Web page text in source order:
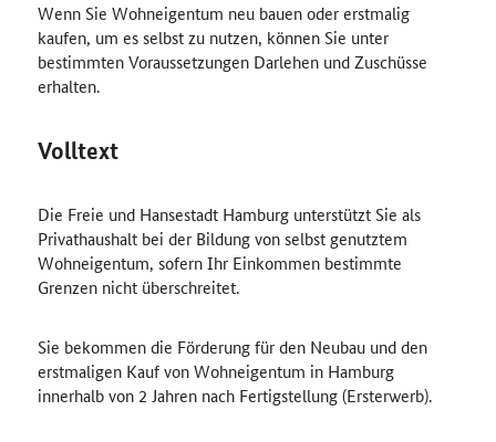
Wenn Sie Wohneigentum neu bauen oder erstmalig
kaufen, um es selbst zu nutzen, können Sie unter
bestimmten Voraussetzungen Darlehen und Zuschüsse
erhalten.
Volltext
Die Freie und Hansestadt Hamburg unterstützt Sie als
Privathaushalt bei der Bildung von selbst genutztem
Wohneigentum, sofern Ihr Einkommen bestimmte
Grenzen nicht überschreitet.
Sie bekommen die Förderung für den Neubau und den
erstmaligen Kauf von Wohneigentum in Hamburg
innerhalb von 2 Jahren nach Fertigstellung (Ersterwerb).